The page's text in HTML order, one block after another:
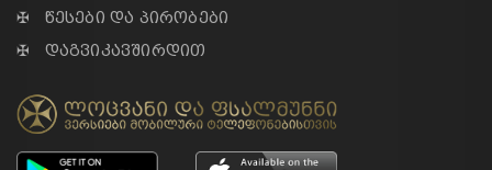
✠ წესები და პირობები
✠ დაგვიკავშირდით